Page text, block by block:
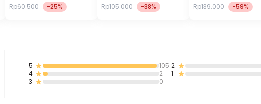
Rp60.500 -25% Rp105.000 -38% Rp139.000 -59%
5
105
4
2
3
0
2
1